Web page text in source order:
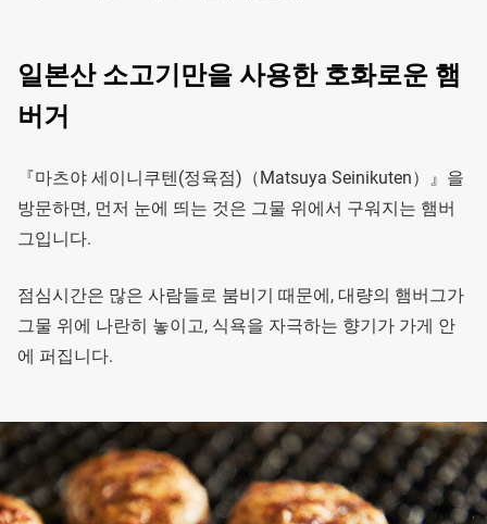
일본산 소고기만을 사용한 호화로운 햄
버거
『마츠야 세이니쿠텐(정육점)（Matsuya Seinikuten）』을
방문하면, 먼저 눈에 띄는 것은 그물 위에서 구워지는 햄버
그입니다.
점심시간은 많은 사람들로 붐비기 때문에, 대량의 햄버그가
그물 위에 나란히 놓이고, 식욕을 자극하는 향기가 가게 안
에 퍼집니다.